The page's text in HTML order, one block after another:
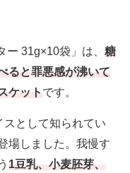
31g×10袋」は、 糖
ると罪悪感が沸いて
ケットです。
として知られてい
場しました。我慢す
1豆乳、小麦胚芽、